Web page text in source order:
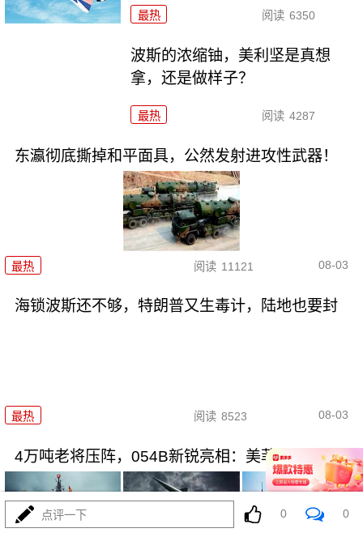
最热 阅读 6350
波斯的浓缩铀，美利坚是真想
拿，还是做样子？
最热 阅读 4287
东瀛彻底撕掉和平面具，公然发射进攻性武器！
最热 阅读 11121 08-03
海锁波斯还不够，特朗普又生毒计，陆地也要封
最热 阅读 8523 08-03
4万吨老将压阵，054B新锐亮相：美菲仔细品品
点评一下 0 0